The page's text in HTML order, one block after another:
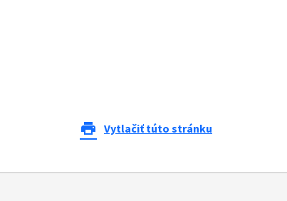
print Vytlačiť túto stránku